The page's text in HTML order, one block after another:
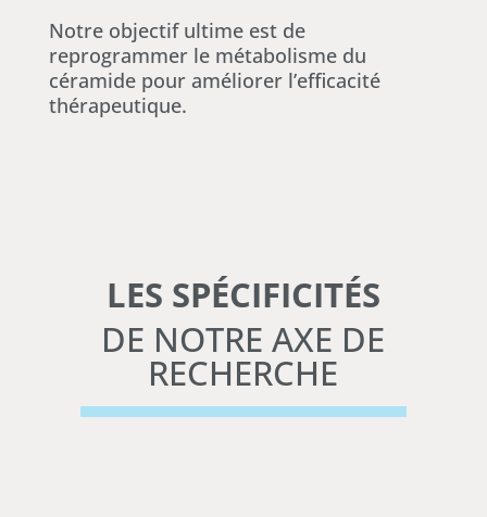
Notre objectif ultime est de
reprogrammer le métabolisme du
céramide pour améliorer l’efficacité
thérapeutique.
LES SPÉCIFICITÉS
DE NOTRE AXE DE
RECHERCHE